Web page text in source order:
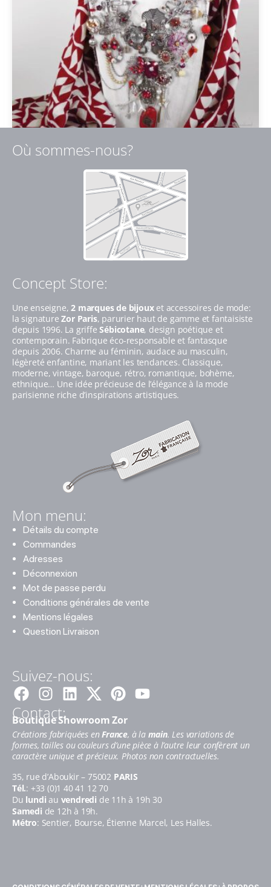
Collier Arlequin 3
2338,00€ TTC
Où sommes-nous?
Concept Store:
Une enseigne,2 marques de bijouxet accessoires de mode:
la signatureZor Paris, parurier haut de gamme et fantaisiste
depuis 1996. La griffeSébicotane, design poétique et
contemporain. Fabrique éco-responsable et fantasque
depuis 2006. Charme au féminin, audace au masculin,
légèreté enfantine, mariant les tendances. Classique,
moderne, vintage, baroque, rétro, romantique, bohème,
ethnique… Une idée précieuse de l’élégance à la mode
parisienne riche d’inspirations artistiques.
Mon menu:
Détails du compte
Commandes
Adresses
Déconnexion
Mot de passe perdu
Conditions générales de vente
Mentions légales
Question Livraison
Suivez-nous:
Facebook
Instagram
LinkedinPinterestYoutube
Contact:
Boutique Showroom Zor
Créations fabriquées enFrance, à la main. Les variations de
formes, tailles ou couleurs d’une pièce à l’autre leur confèrent un
caractère unique et précieux. Photos non contractuelles.
35, rue d’Aboukir – 75002 PARIS
Tél.: +33 (0)1 40 41 12 70
Du lundi au vendredi de 11h à 19h 30
Samedi de 12h à 19h.
Métro: Sentier, Bourse, Étienne Marcel, Les Halles.